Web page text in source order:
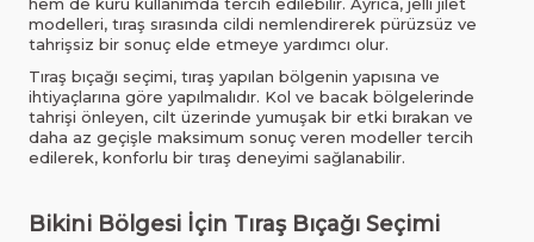
hem de kuru kullanımda tercih edilebilir. Ayrıca, jelli jilet
modelleri, tıraş sırasında cildi nemlendirerek pürüzsüz ve
tahrişsiz bir sonuç elde etmeye yardımcı olur.
Tıraş bıçağı seçimi, tıraş yapılan bölgenin yapısına ve
ihtiyaçlarına göre yapılmalıdır. Kol ve bacak bölgelerinde
tahrişi önleyen, cilt üzerinde yumuşak bir etki bırakan ve
daha az geçişle maksimum sonuç veren modeller tercih
edilerek, konforlu bir tıraş deneyimi sağlanabilir.
Bikini Bölgesi İçin Tıraş Bıçağı Seçimi